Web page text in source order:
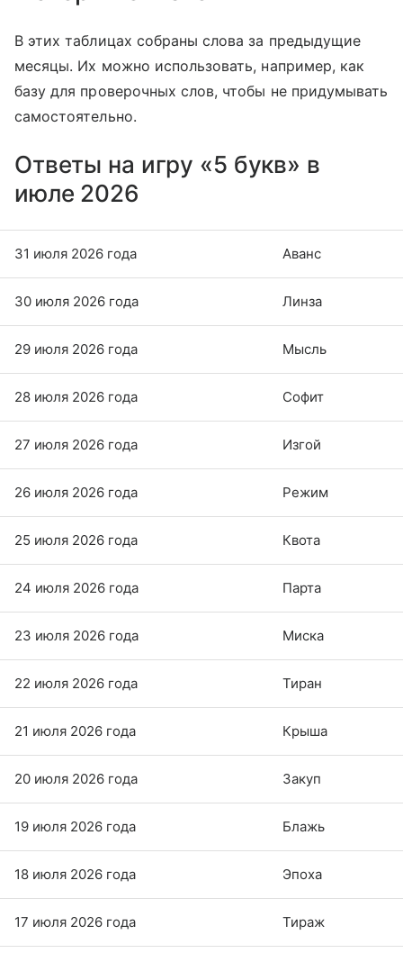
В этих таблицах собраны слова за предыдущие
месяцы. Их можно использовать, например, как
базу для проверочных слов, чтобы не придумывать
самостоятельно.
Ответы на игру «5 букв» в
июле 2026
31 июля 2026 года Аванс
30 июля 2026 года Линза
29 июля 2026 года Мысль
28 июля 2026 года Софит
27 июля 2026 года Изгой
26 июля 2026 года Режим
25 июля 2026 года Квота
24 июля 2026 года Парта
23 июля 2026 года Миска
22 июля 2026 года Тиран
21 июля 2026 года Крыша
20 июля 2026 года Закуп
19 июля 2026 года Блажь
18 июля 2026 года Эпоха
17 июля 2026 года Тираж